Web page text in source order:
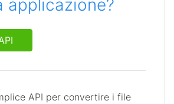
applicazione?
API per convertire i file